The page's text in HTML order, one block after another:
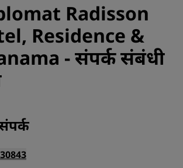
Radisson
Residence &
- संपर्क संबंधी